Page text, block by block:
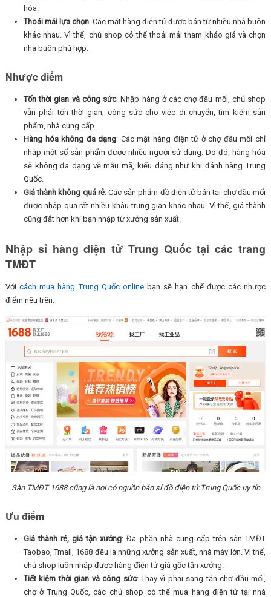
hóa.
Thoải mái lựa chọn: Các mặt hàng điện tử được bán từ nhiều nhà buôn
khác nhau. Vì thế, chủ shop có thể thoải mái tham khảo giá và chọn
nhà buôn phù hợp.
Nhược điểm
Tốn thời gian và công sức: Nhập hàng ở các chợ đầu mối, chủ shop
vẫn phải tốn thời gian, công sức cho việc di chuyển, tìm kiếm sản
phẩm, nhà cung cấp.
Hàng hóa không đa dạng: Các mặt hàng điện tử ở chợ đầu mối chỉ
nhập một số sản phẩm được nhiều người sử dụng. Do đó, hàng hóa
sẽ không đa dạng về mẫu mã, kiểu dáng như khi đánh hàng Trung
Quốc.
Giá thành không quá rẻ: Các sản phẩm đồ điện tử bán tại chợ đầu mối
được nhập qua rất nhiều khâu trung gian khác nhau. Vì thế, giá thành
cũng đắt hơn khi bạn nhập từ xưởng sản xuất.
Nhập sỉ hàng điện tử Trung Quốc tại các trang
TMĐT
Vớicách mua hàng Trung Quốc onlinebạn sẽ hạn chế được các nhược
điểm nêu trên.
Sàn TMĐT 1688 cũng là nơi có nguồn bán sỉ đồ điện tử Trung Quốc uy tín
Ưu điểm
Giá thành rẻ, giá tận xưởng: Đa phần nhà cung cấp trên sàn TMĐT
Taobao, Tmall, 1688 đều là những xưởng sản xuất, nhà máy lớn. Vì thế,
chủ shop luôn nhập được hàng điện tử giá gốc tận xưởng.
Tiết kiệm thời gian và công sức: Thay vì phải sang tận chợ đầu mối,
chợ ở Trung Quốc, các chủ shop có thể mua hàng điện tử tại nhà